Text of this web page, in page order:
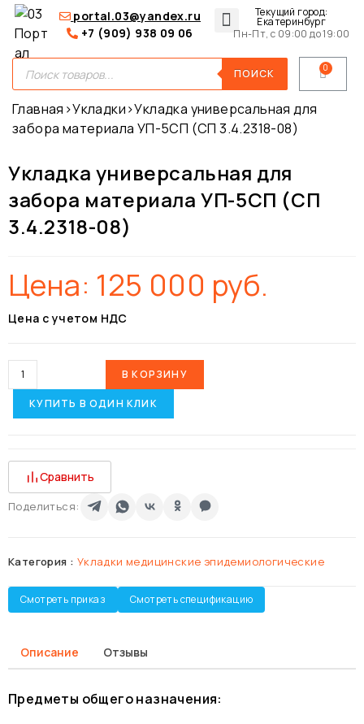
Текущий город:
Екатеринбург
Пн-Пт, с 09:00 до 19:00
portal.03@yandex.ru
+7 (909) 938 09 06
ПОИСК
Главная ›Укладки›Укладка универсальная для
забора материала УП-5СП (СП 3.4.2318-08)
Укладка универсальная для
забора материала УП-5СП (СП
3.4.2318-08)
Цена: 125 000 руб.
Цена с учетом НДС
В КОРЗИНУ
КУПИТЬ В ОДИН КЛИК
Сравнить
Поделиться:
Категория : Укладки медицинские эпидемиологические
Смотреть приказ Смотреть спецификацию
Описание Отзывы
Предметы общего назначения: